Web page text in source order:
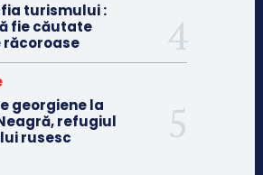
turismului :
fie căutate
georgiene la
refugiul
rusesc